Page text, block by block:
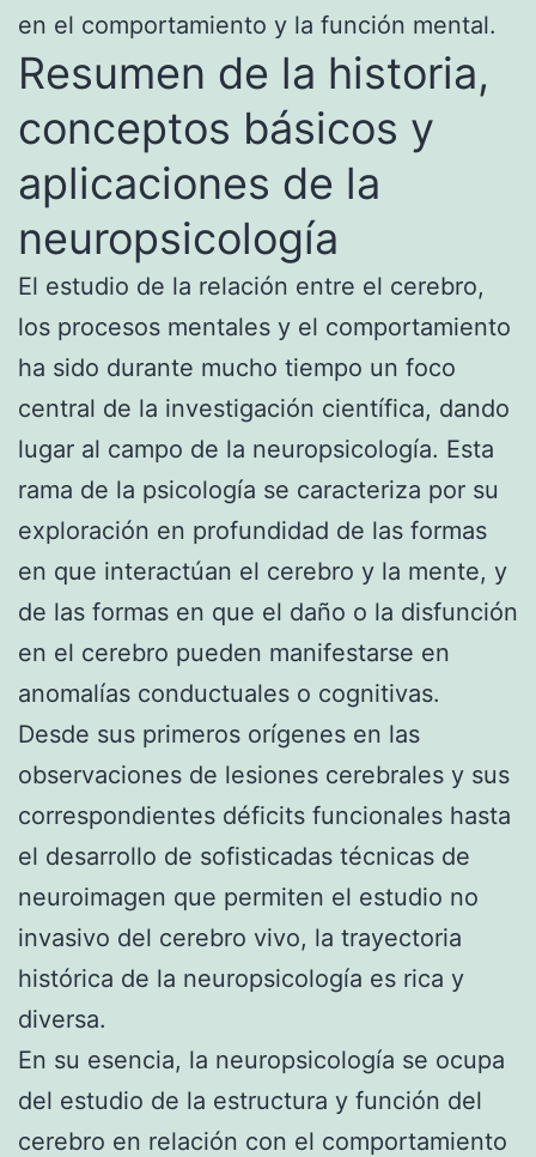
en el comportamiento y la función mental.
Resumen de la historia,
conceptos básicos y
aplicaciones de la
neuropsicología
El estudio de la relación entre el cerebro,
los procesos mentales y el comportamiento
ha sido durante mucho tiempo un foco
central de la investigación científica, dando
lugar al campo de la neuropsicología. Esta
rama de la psicología se caracteriza por su
exploración en profundidad de las formas
en que interactúan el cerebro y la mente, y
de las formas en que el daño o la disfunción
en el cerebro pueden manifestarse en
anomalías conductuales o cognitivas.
Desde sus primeros orígenes en las
observaciones de lesiones cerebrales y sus
correspondientes déficits funcionales hasta
el desarrollo de sofisticadas técnicas de
neuroimagen que permiten el estudio no
invasivo del cerebro vivo, la trayectoria
histórica de la neuropsicología es rica y
diversa.
En su esencia, la neuropsicología se ocupa
del estudio de la estructura y función del
cerebro en relación con el comportamiento